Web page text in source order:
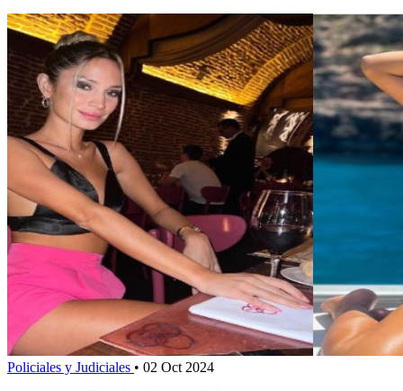
Policiales y Judiciales • 02 Oct 2024